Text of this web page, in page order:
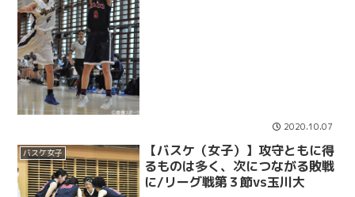
2020.10.07
バスケ女子
【バスケ（女子）】攻守ともに得
るものは多く、次につながる敗戦
に/リーグ戦第３節vs玉川大